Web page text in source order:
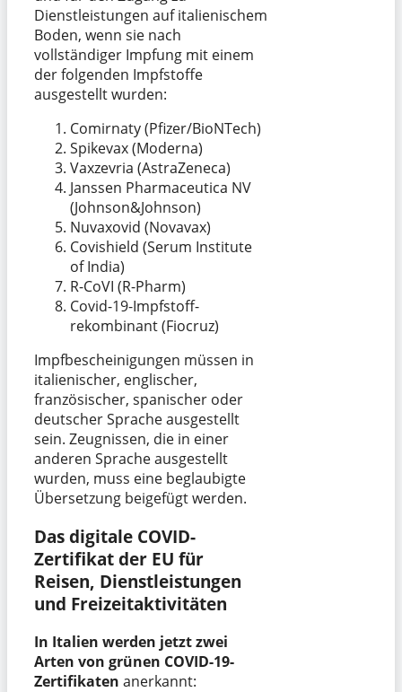
Dienstleistungen auf italienischem
Boden, wenn sie nach
vollständiger Impfung mit einem
der folgenden Impfstoffe
ausgestellt wurden:
Comirnaty (Pfizer/BioNTech)
Spikevax (Moderna)
Vaxzevria (AstraZeneca)
Janssen Pharmaceutica NV
(Johnson&Johnson)
Nuvaxovid (Novavax)
Covishield (Serum Institute
of India)
R-CoVI (R-Pharm)
Covid-19-Impfstoff-
rekombinant (Fiocruz)
Impfbescheinigungen müssen in
italienischer, englischer,
französischer, spanischer oder
deutscher Sprache ausgestellt
sein. Zeugnissen, die in einer
anderen Sprache ausgestellt
wurden, muss eine beglaubigte
Übersetzung beigefügt werden.
Das digitale COVID-
Zertifikat der EU für
Reisen, Dienstleistungen
und Freizeitaktivitäten
In Italien werden jetzt zwei
Arten von grünen COVID-19-
Zertifikaten anerkannt: